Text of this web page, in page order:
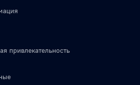
привлекательность